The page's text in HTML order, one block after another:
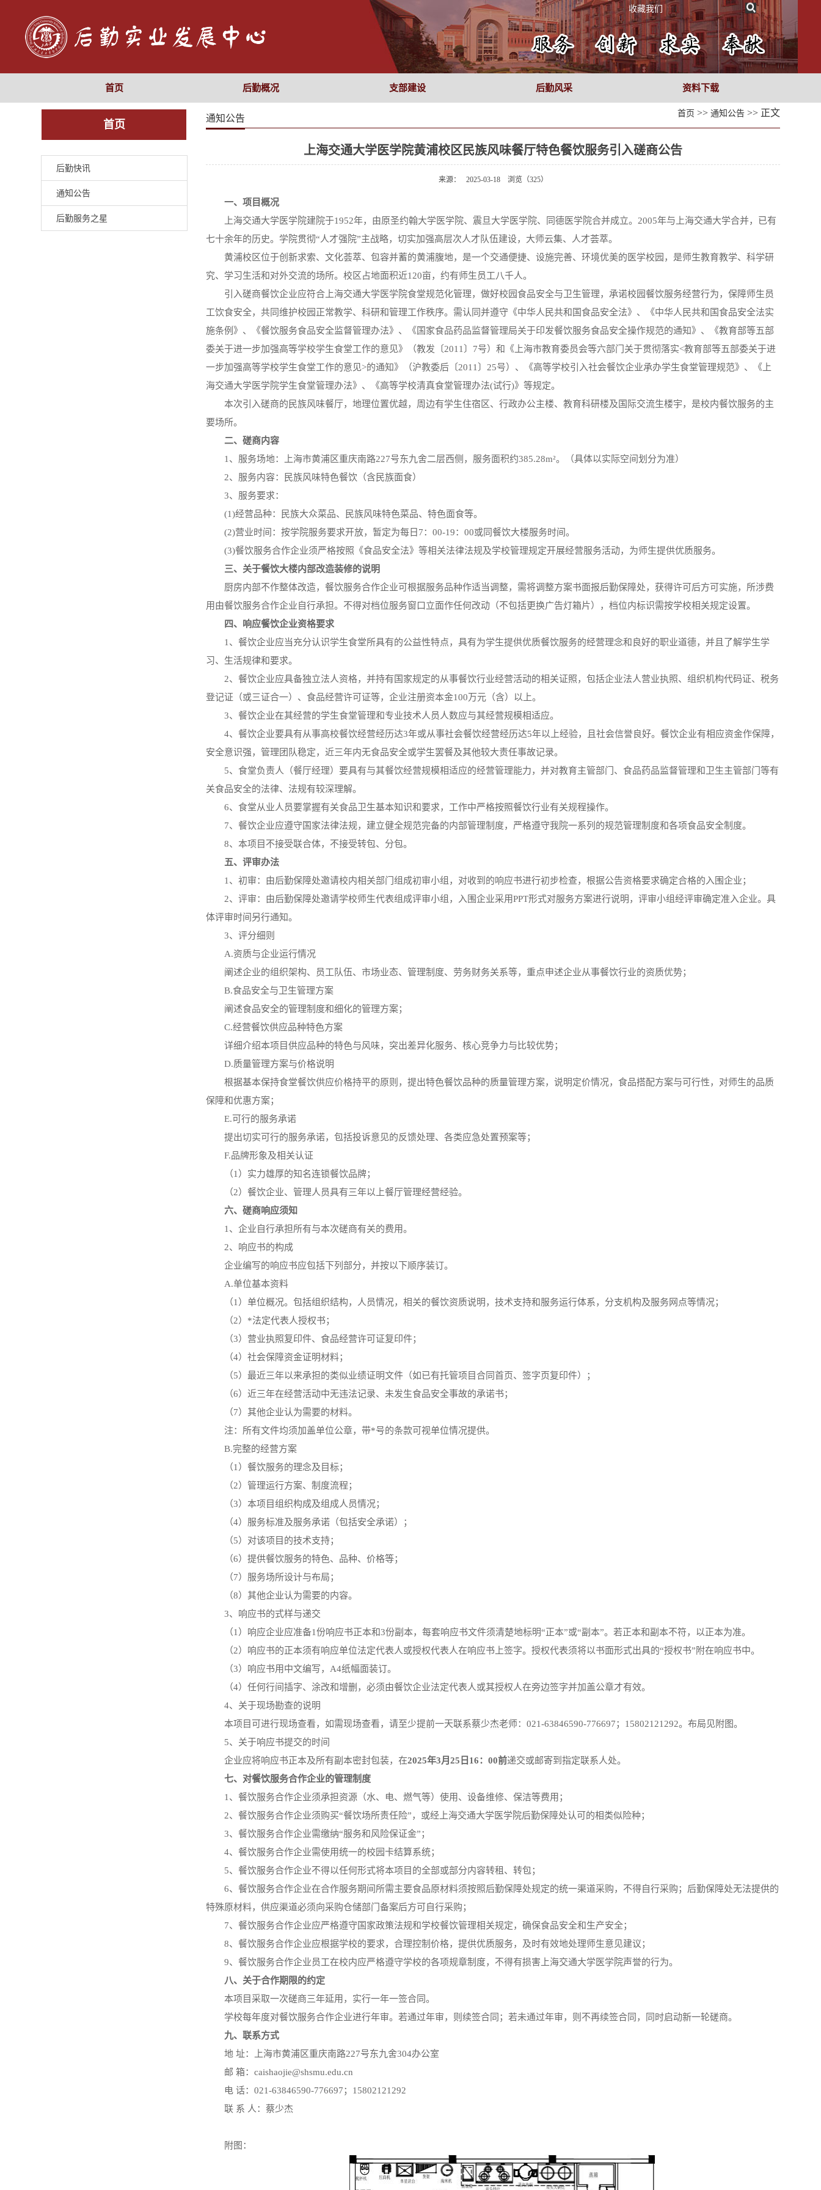
收藏我们
首页 后勤概况 支部建设 后勤风采 资料下载
首页
后勤快讯
通知公告
后勤服务之星
通知公告 首页 >> 通知公告 >> 正文
上海交通大学医学院黄浦校区民族风味餐厅特色餐饮服务引入磋商公告
来源： 2025-03-18 浏览（325）
一、项目概况
上海交通大学医学院建院于1952年，由原圣约翰大学医学院、震旦大学医学院、同德医学院合并成立。2005年与上海交通大学合并，已有
七十余年的历史。学院贯彻“人才强院”主战略，切实加强高层次人才队伍建设，大师云集、人才荟萃。
黄浦校区位于创新求索、文化荟萃、包容并蓄的黄浦腹地，是一个交通便捷、设施完善、环境优美的医学校园，是师生教育教学、科学研
究、学习生活和对外交流的场所。校区占地面积近120亩，约有师生员工八千人。
引入磋商餐饮企业应符合上海交通大学医学院食堂规范化管理，做好校园食品安全与卫生管理，承诺校园餐饮服务经营行为，保障师生员
工饮食安全，共同维护校园正常教学、科研和管理工作秩序。需认同并遵守《中华人民共和国食品安全法》、《中华人民共和国食品安全法实
施条例》、《餐饮服务食品安全监督管理办法》、《国家食品药品监督管理局关于印发餐饮服务食品安全操作规范的通知》、《教育部等五部
委关于进一步加强高等学校学生食堂工作的意见》（教发〔 2011〕7号）和《上海市教育委员会等六部门关于贯彻落实<教育部等五部委关于进
一步加强高等学校学生食堂工作的意见>的通知》（沪教委后〔2011〕25号）、《高等学校引入社会餐饮企业承办学生食堂管理规范》、《上
海交通大学医学院学生食堂管理办法》、《高等学校清真食堂管理办法(试行)》等规定。
本次引入磋商的民族风味餐厅，地理位置优越，周边有学生住宿区、行政办公主楼、教育科研楼及国际交流生楼宇，是校内餐饮服务的主
要场所。
二、磋商内容
1、服务场地：上海市黄浦区重庆南路227号东九舍二层西侧， 服务面积约385.28m²。（具体以实际空间划分为准）
2、服务内容：民族风味特色餐饮（含民族面食）
3、服务要求：
(1)经营品种：民族大众菜品、民族风味特色菜品、特色面食等。
(2)营业时间：按学院服务要求开放，暂定为每日7：00-19：00或同餐饮大楼服务时间。
(3)餐饮服务合作企业须严格按照《食品安全法》等相关法律法规及学校管理规定开展经营服务活动，为师生提供优质服务。
三、关于餐饮大楼内部改造装修的说明
厨房内部不作整体改造，餐饮服务合作企业可根据服务品种作适当调整，需将调整方案书面报后勤保障处，获得许可后方可实施，所涉费
用由餐饮服务合作企业自行承担。不得对档位服务窗口立面作任何改动（不包括更换广告灯箱片），档位内标识需按学校相关规定设置。
四、响应餐饮企业资格要求
1、餐饮企业应当充分认识学生食堂所具有的公益性特点，具有为学生提供优质餐饮服务的经营理念和良好的职业道德，并且了解学生学
习、生活规律和要求。
2、餐饮企业应具备独立法人资格，并持有国家规定的从事餐饮行业经营活动的相关证照，包括企业法人营业执照、组织机构代码证、税务
登记证（或三证合一）、食品经营许可证等，企业注册资本金100万元（含）以上。
3、餐饮企业在其经营的学生食堂管理和专业技术人员人数应与其经营规模相适应。
4、餐饮企业要具有从事高校餐饮经营经历达3年或从事社会餐饮经营经历达5年以上经验，且社会信誉良好。餐饮企业有相应资金作保障，
安全意识强，管理团队稳定，近三年内无食品安全或学生罢餐及其他较大责任事故记录。
5、食堂负责人（餐厅经理）要具有与其餐饮经营规模相适应的经营管理能力，并对教育主管部门、食品药品监督管理和卫生主管部门等有
关食品安全的法律、法规有较深理解。
6、食堂从业人员要掌握有关食品卫生基本知识和要求，工作中严格按照餐饮行业有关规程操作。
7、餐饮企业应遵守国家法律法规，建立健全规范完备的内部管理制度，严格遵守我院一系列的规范管理制度和各项食品安全制度。
8、本项目不接受联合体，不接受转包、分包。
五、评审办法
1、初审：由后勤保障处邀请校内相关部门组成初审小组，对收到的响应书进行初步检查，根据公告资格要求确定合格的入围企业；
2、评审：由后勤保障处邀请学校师生代表组成评审小组，入围企业采用PPT形式对服务方案进行说明，评审小组经评审确定准入企业。具
体评审时间另行通知。
3、评分细则
A.资质与企业运行情况
阐述企业的组织架构、员工队伍、市场业态、管理制度、劳务财务关系等，重点申述企业从事餐饮行业的资质优势；
B.食品安全与卫生管理方案
阐述食品安全的管理制度和细化的管理方案；
C.经营餐饮供应品种特色方案
详细介绍本项目供应品种的特色与风味，突出差异化服务、核心竞争力与比较优势；
D.质量管理方案与价格说明
根据基本保持食堂餐饮供应价格持平的原则，提出特色餐饮品种的质量管理方案，说明定价情况，食品搭配方案与可行性，对师生的品质
保障和优惠方案；
E.可行的服务承诺
提出切实可行的服务承诺，包括投诉意见的反馈处理、各类应急处置预案等；
F.品牌形象及相关认证
（1）实力雄厚的知名连锁餐饮品牌；
（2）餐饮企业、管理人员具有三年以上餐厅管理经营经验。
六、磋商响应须知
1、企业自行承担所有与本次磋商有关的费用。
2、响应书的构成
企业编写的响应书应包括下列部分，并按以下顺序装订。
A.单位基本资料
（1）单位概况。包括组织结构，人员情况，相关的餐饮资质说明，技术支持和服务运行体系，分支机构及服务网点等情况；
（2） *法定代表人授权书；
（3）营业执照复印件、食品经营许可证复印件；
（4）社会保障资金证明材料；
（5）最近三年以来承担的类似业绩证明文件（如已有托管项目合同首页、签字页复印件）；
（6）近三年在经营活动中无违法记录、未发生食品安全事故的承诺书；
（7）其他企业认为需要的材料。
注：所有文件均须加盖单位公章，带*号的条款可视单位情况提供。
B.完整的经营方案
（1）餐饮服务的理念及目标；
（2）管理运行方案、制度流程；
（3）本项目组织构成及组成人员情况；
（4）服务标准及服务承诺（包括安全承诺）；
（5）对该项目的技术支持；
（6）提供餐饮服务的特色、品种、价格等；
（7）服务场所设计与布局；
（8）其他企业认为需要的内容。
3、响应书的式样与递交
（1）响应企业应准备1份响应书正本和3份副本，每套响应书文件须清楚地标明“正本”或“副本”。若正本和副本不符，以正本为准。
（2）响应书的正本须有响应单位法定代表人或授权代表人在响应书上签字。授权代表须将以书面形式出具的“授权书”附在响应书中。
（3）响应书用中文编写，A4纸幅面装订。
（4）任何行间插字、涂改和增删，必须由餐饮企业法定代表人或其授权人在旁边签字并加盖公章才有效。
4、关于现场勘查的说明
本项目可进行现场查看，如需现场查看，请至少提前一天联系蔡少杰老师： 021-63846590-776697；15802121292。布局见附图。
5、关于响应书提交的时间
企业应将响应书正本及所有副本密封包装，在2025年3月25日16：00前递交或邮寄到指定联系人处。
七、对餐饮服务合作企业的管理制度
1、餐饮服务合作企业须承担资源（水、电、燃气等）使用、设备维修、保洁等费用；
2、餐饮服务合作企业须购买“餐饮场所责任险”，或经上海交通大学医学院后勤保障处认可的相类似险种；
3、餐饮服务合作企业需缴纳“服务和风险保证金”；
4、餐饮服务合作企业需使用统一的校园卡结算系统；
5、餐饮服务合作企业不得以任何形式将本项目的全部或部分内容转租、转包；
6、餐饮服务合作企业在合作服务期间所需主要食品原材料须按照后勤保障处规定的统一渠道采购，不得自行采购；后勤保障处无法提供的
特殊原材料，供应渠道必须向采购仓储部门备案后方可自行采购；
7、餐饮服务合作企业应严格遵守国家政策法规和学校餐饮管理相关规定，确保食品安全和生产安全；
8、餐饮服务合作企业应根据学校的要求，合理控制价格，提供优质服务，及时有效地处理师生意见建议；
9、餐饮服务合作企业员工在校内应严格遵守学校的各项规章制度，不得有损害上海交通大学医学院声誉的行为。
八、关于合作期限的约定
本项目采取一次磋商三年延用，实行一年一签合同。
学校每年度对餐饮服务合作企业进行年审。若通过年审，则续签合同；若未通过年审，则不再续签合同，同时启动新一轮磋商。
九、联系方式
地 址： 上海市黄浦区重庆南路227号东九舍304办公室
邮 箱： caishaojie@shsmu.edu.cn
电 话： 021-63846590-776697；15802121292
联 系 人：蔡少杰
附图：